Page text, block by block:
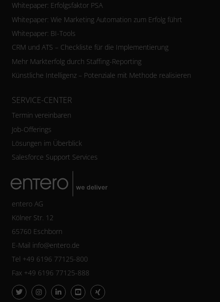
Whitepaper: Erfolgsfaktor PSA
Whitepaper: Wie Marketing Automation zum Erfolg führt
Whitepaper: BI-Tools
CRM und ATS – Checkliste für die Implementierung
Mehr Markterfolg durch Staffing-Reporting
Künstliche Intelligenz – Potenziale mit Methode realisieren
SERVICE-CENTER
Termin vereinbaren
Job-Offerings
Lösungen im Überblick
Salesforce Support Services
entero AG
Kölner Str. 12
65760 Eschborn
E-Mail info@entero.de
Tel +49 6196 77125-800
Fax +49 6196 77125-888